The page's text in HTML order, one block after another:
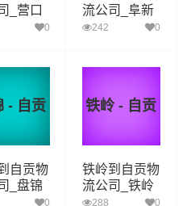
_营口
货运_0
流公司_阜新
到自贡货运_
242 0
- 自贡
自贡物
_盘锦
货运_0
铁岭 - 自贡
铁岭到自贡物
流公司_铁岭
到自贡货运_
288 0